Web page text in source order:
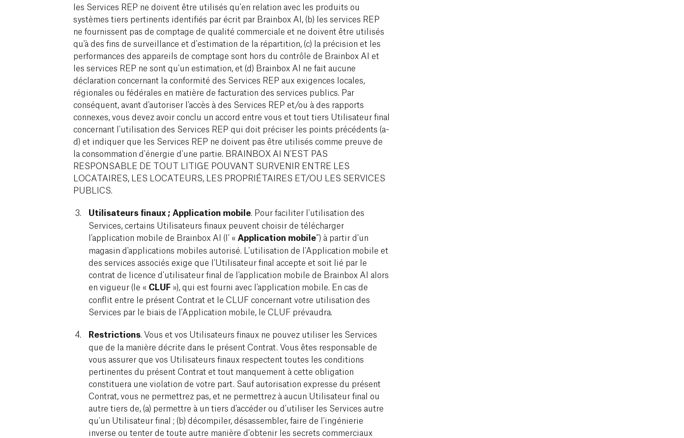
les Services REP ne doivent être utilisés qu'en relation avec les produits ou
systèmes tiers pertinents identifiés par écrit par Brainbox AI, (b) les services REP
ne fournissent pas de comptage de qualité commerciale et ne doivent être utilisés
qu'à des fins de surveillance et d'estimation de la répartition, (c) la précision et les
performances des appareils de comptage sont hors du contrôle de Brainbox AI et
les services REP ne sont qu'un estimation, et (d) Brainbox AI ne fait aucune
déclaration concernant la conformité des Services REP aux exigences locales,
régionales ou fédérales en matière de facturation des services publics. Par
conséquent, avant d'autoriser l'accès à des Services REP et/ou à des rapports
connexes, vous devez avoir conclu un accord entre vous et tout tiers Utilisateur final
concernant l'utilisation des Services REP qui doit préciser les points précédents (a-
d) et indiquer que les Services REP ne doivent pas être utilisés comme preuve de
la consommation d'énergie d'une partie. BRAINBOX AI N'EST PAS
RESPONSABLE DE TOUT LITIGE POUVANT SURVENIR ENTRE LES
LOCATAIRES, LES LOCATEURS, LES PROPRIÉTAIRES ET/OU LES SERVICES
PUBLICS.
Utilisateurs finaux ; Application mobile. Pour faciliter l'utilisation des
Services, certains Utilisateurs finaux peuvent choisir de télécharger
l'application mobile de Brainbox AI (l’ « Application mobile”) à partir d'un
magasin d'applications mobiles autorisé. L'utilisation de l'Application mobile et
des services associés exige que l'Utilisateur final accepte et soit lié par le
contrat de licence d'utilisateur final de l'application mobile de Brainbox AI alors
en vigueur (le « CLUF»), qui est fourni avec l'application mobile. En cas de
conflit entre le présent Contrat et le CLUF concernant votre utilisation des
Services par le biais de l'Application mobile, le CLUF prévaudra.
Restrictions. Vous et vos Utilisateurs finaux ne pouvez utiliser les Services
que de la manière décrite dans le présent Contrat. Vous êtes responsable de
vous assurer que vos Utilisateurs finaux respectent toutes les conditions
pertinentes du présent Contrat et tout manquement à cette obligation
constituera une violation de votre part. Sauf autorisation expresse du présent
Contrat, vous ne permettrez pas, et ne permettrez à aucun Utilisateur final ou
autre tiers de, (a) permettre à un tiers d'accéder ou d'utiliser les Services autre
qu'un Utilisateur final ; (b) décompiler, désassembler, faire de l'ingénierie
inverse ou tenter de toute autre manière d'obtenir les secrets commerciaux